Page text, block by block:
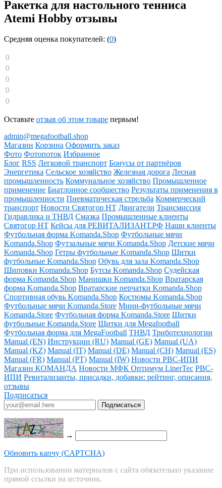
Ракетка для настольного тенниса
Atemi Hobby отзывы
Средняя оценка покупателей: (0)
0
0
0
0
0
Оставьте отзыв об этом товаре первым!
admin@megafootball.shop
Магазин Корзина Оформить заказ
Фото Фотопоток Избранное
Блог RSS Легковой транспорт Бонусы от партнёров
Энергетика Сельское хозяйство Железная дорога Лесная
промышленность Коммунальное хозяйство Промышленное
применение Биатлонное сообщество Результаты применения в
промышленности Пневматическая стрельба Коммерческий
транспорт Новости Святогор НТ Двигатели Трансмиссия
Гидравлика и ТНВД Смазка Промышленные клиенты
Святогор НТ Кейсы для РЕВИТАЛИЗАНТ.РФ Наши клиенты
Футбольная форма Komanda.Shop Футбольные мячи
Komanda.Shop Футзальные мячи Komanda.Shop Детские мячи
Komanda.Shop Гетры футбольные Komanda.Shop Щитки
футбольные Komanda.Shop Обувь для зала Komanda.Shop
Шиповки Komanda.Shop Бутсы Komanda.Shop Судейская
форма Komanda.Shop Манишки Komanda.Shop Вратарская
форма Komanda.Shop Вратарские перчатки Komanda.Shop
Спортивная обувь Komanda.Shop Костюмы Komanda.Shop
Футбольные мячи Komanda.Store Мини-футбольные мячи
Komanda.Store Футбольная форма Komanda.Store Щитки
футбольные Komanda.Store Щитки для Megafootball
Футбольная форма для MegaFootball ТНВД Триботехнологии
Manual (EN) Инструкции (RU) Manual (GE) Manual (UA)
Manual (KZ) Manual (IT) Manual (DE) Manual (CH) Manual (ES)
Manual (FR) Manual (PT) Manual (IW) Новости РВС-ИПИ
Магазин КОМАНДА Новости МФК Оптимум LinerTec РВС-
ИПИ Ревитализанты, присадки, добавки: рейтинг, описания,
отзывы
Подписаться
→
Обновить капчу (CAPTCHA)
При использовании материалов с сайта обязательно указание
прямой ссылки на источник.